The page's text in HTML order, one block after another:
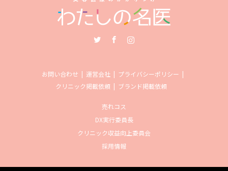
お問い合わせ 運営会社
プライバシーポリシー
クリニック掲載依頼
ブランド掲載依頼
売れコス
DX実行委員長
クリニック収益向上委員会
採用情報